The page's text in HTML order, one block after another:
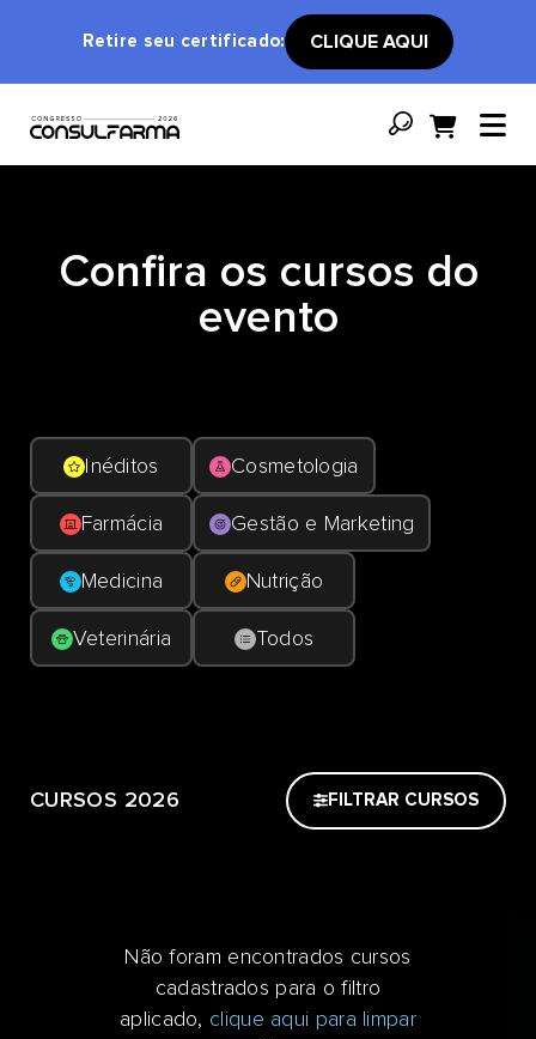
Retire seu certificado: CLIQUE AQUI
Confira os cursos do
evento
Inéditos Cosmetologia
Farmácia Gestão e Marketing
Medicina Nutrição
Veterinária Todos
CURSOS 2026 FILTRAR CURSOS
Não foram encontrados cursos
cadastrados para o filtro
aplicado, clique aqui para limpar